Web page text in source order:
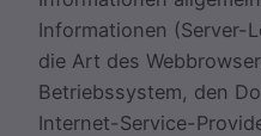
Informationen (Server-
die Art des
Betriebssystem, den
Internet-Service-